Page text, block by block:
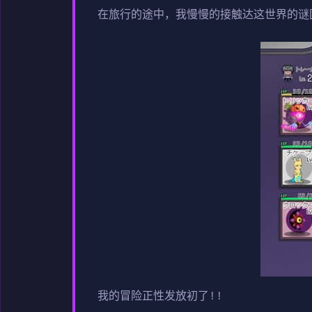
在旅行的途中，我慢慢的接触达这世界的
我的冒险正性发放初了!!